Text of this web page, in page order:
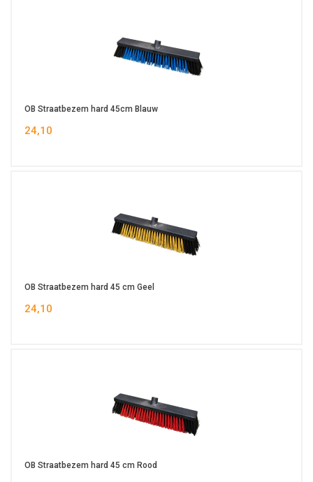
OB Straatbezem hard 45cm Blauw
24,10
OB Straatbezem hard 45 cm Geel
24,10
OB Straatbezem hard 45 cm Rood